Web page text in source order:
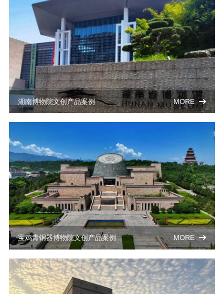
湖南博物院文创产品案例 MORE
宝鸡青铜器博物院文创产品案例 MORE